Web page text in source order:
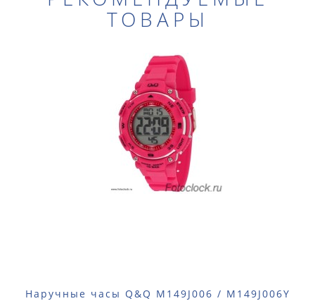
ТОВАРЫ
Наручные часы Q&Q M149J006 / M149J006Y